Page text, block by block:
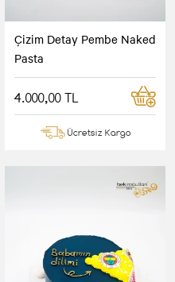
Çizim Detay Pembe Naked
Pasta
4.000,00 TL
Ücretsiz Kargo